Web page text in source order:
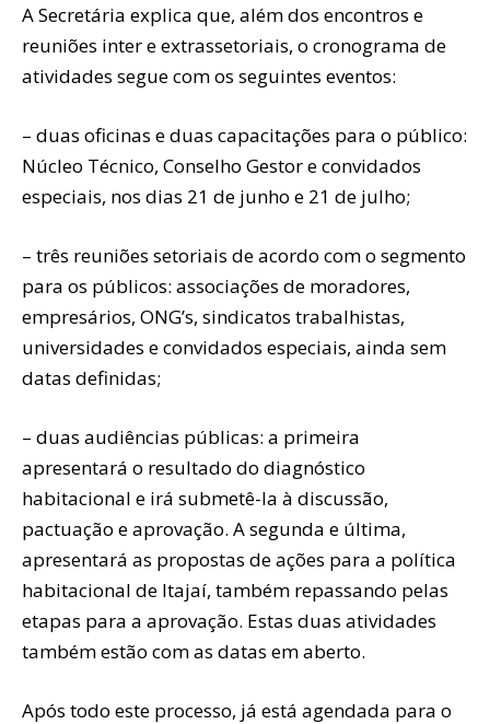
A Secretária explica que, além dos encontros e
reuniões inter e extrassetoriais, o cronograma de
atividades segue com os seguintes eventos:
– duas oficinas e duas capacitações para o público:
Núcleo Técnico, Conselho Gestor e convidados
especiais, nos dias 21 de junho e 21 de julho;
– três reuniões setoriais de acordo com o segmento
para os públicos: associações de moradores,
empresários, ONG’s, sindicatos trabalhistas,
universidades e convidados especiais, ainda sem
datas definidas;
– duas audiências públicas: a primeira
apresentará o resultado do diagnóstico
habitacional e irá submetê-la à discussão,
pactuação e aprovação. A segunda e última,
apresentará as propostas de ações para a política
habitacional de Itajaí, também repassando pelas
etapas para a aprovação. Estas duas atividades
também estão com as datas em aberto.
Após todo este processo, já está agendada para o